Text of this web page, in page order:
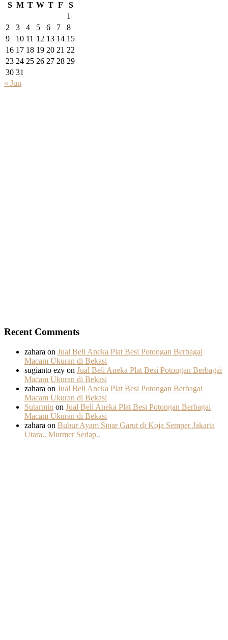
S M T W T F
S
1
2
3 4 5 6 7
8
9
10 11 12 13 14 15
16 17 18 19 20 21 22
23 24 25 26 27 28 29
30 31
« Jun
Recent Comments
zahara on Jual Beli Aneka Plat Besi Potongan Berbagai
Macam Ukuran di Bekasi
sugianto ezy on Jual Beli Aneka Plat Besi Potongan Berbagai
Macam Ukuran di Bekasi
zahara on Jual Beli Aneka Plat Besi Potongan Berbagai
Macam Ukuran di Bekasi
Sutarmin on Jual Beli Aneka Plat Besi Potongan Berbagai
Macam Ukuran di Bekasi
zahara on Bubur Ayam Sinar Garut di Koja Semper Jakarta
Utara.. Murmer Sedap..